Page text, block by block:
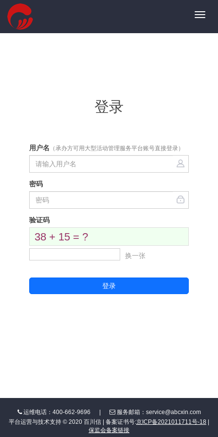
登录
用户名 （承办方可用大型活动管理服务平台账号直接登录）
密码
验证码
38 + 15 = ?
换一张
登录
运维电话：400-662-9696
服务邮箱：service@abcxin.com
平台运营与技术支持 © 2020 百川信 | 备案证书号:京ICP备2021011711号-18
保监会备案链接